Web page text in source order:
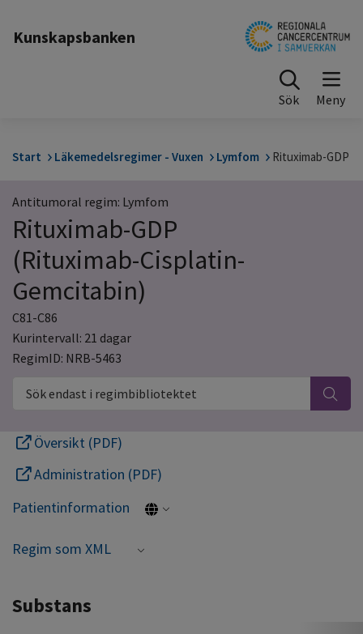
Kunskapsbanken
Sök
Start Läkemedelsregimer - Vuxen Lymfom Rituximab-GDP
Antitumoral regim: Lymfom
Rituximab-GDP
(Rituximab-Cisplatin-
Gemcitabin)
C81-C86
Kurintervall: 21 dagar
RegimID: NRB-5463
Sök endast i regimbibliotektet
Översikt (PDF)
Administration (PDF)
Patientinformation
Regim som XML
Substans